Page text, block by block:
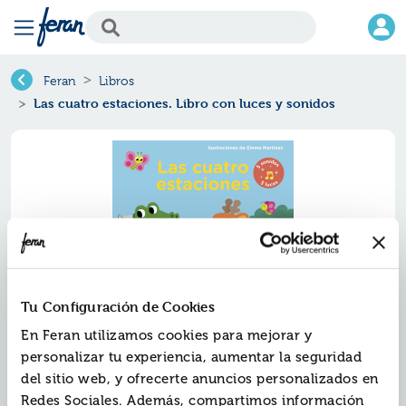
Tu Configuración de Cookies
En Feran utilizamos cookies para mejorar y
personalizar tu experiencia, aumentar la seguridad
del sitio web, y ofrecerte anuncios personalizados en
Redes Sociales. Además, compartimos información
Feran Libros
Las cuatro estaciones. Libro con luces y sonidos
Las cuatro estaciones. libro con
luces y sonidos